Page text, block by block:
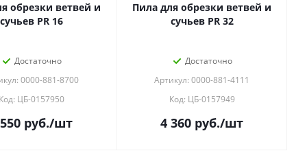
обрезки ветвей и
сучьев PR 16
Достаточно
0000-881-8700
ЦБ-0157950
руб./шт
Пила для обрезки ветвей и
сучьев PR 32
Достаточно
Артикул: 0000-881-4111
Код: ЦБ-0157949
4 360 руб./шт